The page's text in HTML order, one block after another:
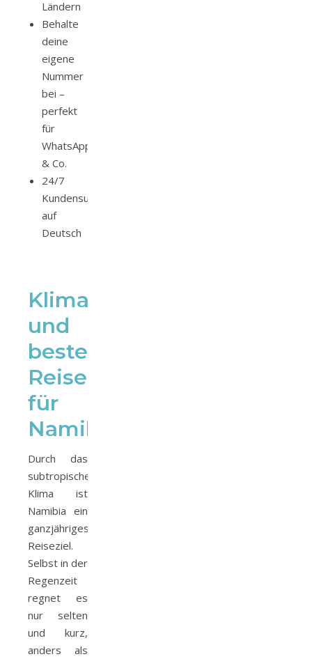
Ländern
Behalte
deine
eigene
Nummer
bei –
perfekt
für
WhatsApp
& Co.
24/7
Kundensupport
auf
Deutsch
Klima
und
beste
Reisezeit
für
Namibia
Durch das
subtropische
Klima ist
Namibia ein
ganzjähriges
Reiseziel.
Selbst in der
Regenzeit
regnet es
nur selten
und kurz,
anders als